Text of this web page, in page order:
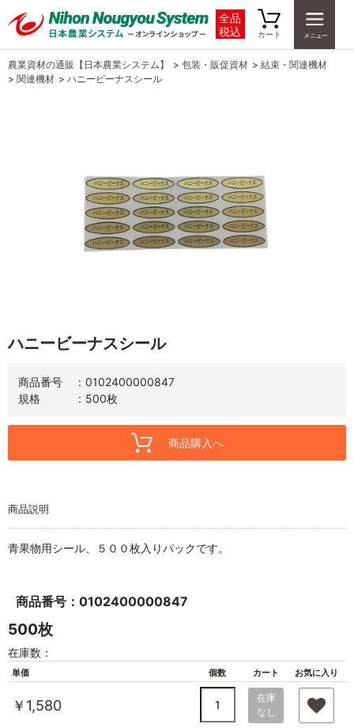
全品
税込
カート
農業資材の通販【日本農業システム】 > 包装・販促資材 > 結束・関連機材
> 関連機材 > ハニービーナスシール
ハニービーナスシール
商品番号
0102400000847
規格
500枚
商品購入へ
商品説明
青果物用シール、５００枚入りパックです。
商品番号：0102400000847
500枚
在庫数：
単価 個数 カート お気に入り
￥1,580
在庫
なし